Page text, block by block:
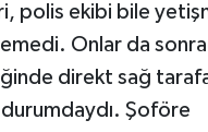
polis ekibi bile
Onlar da
direkt sağ
Şoföre